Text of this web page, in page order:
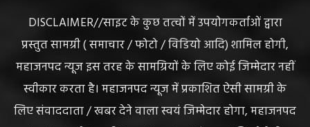
DISCLAIMER//साइट के कुछ तत्वों में उपयोगकर्ताओं द्वारा
प्रस्तुत सामग्री ( समाचार / फोटो / विडियो आदि) शामिल होगी,
महाजनपद न्यूज इस तरह के सामग्रियों के लिए कोई जिम्मेदार नहीं
स्वीकार करता है। महाजनपद न्यूज में प्रकाशित ऐसी सामग्री के
लिए संवाददाता / खबर देने वाला स्वयं जिम्मेदार होगा, महाजनपद